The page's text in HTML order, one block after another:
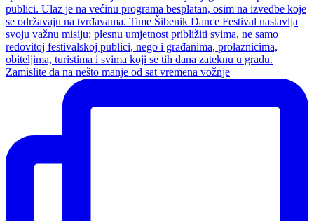
Zamislite da na nešto manje od sat vremena vožnje